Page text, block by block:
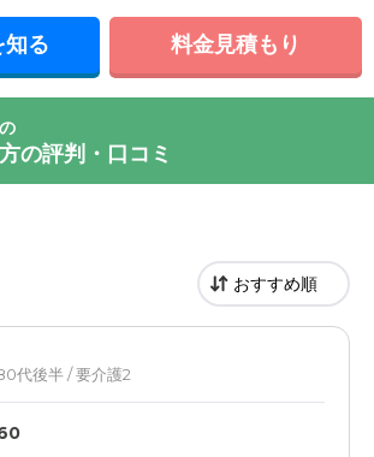
知る 料金見積もり
の評判・口コミ
代後半 / 要介護2